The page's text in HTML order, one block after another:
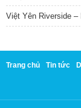
Việt Yên Riverside
Trang chủ Tin tức